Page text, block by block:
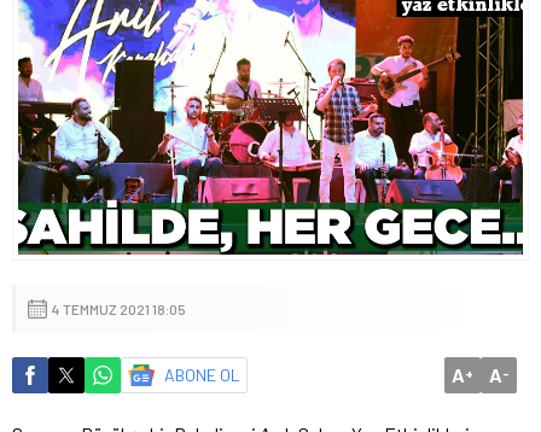
4 TEMMUZ 2021 18:05
ABONE OL A+ A-